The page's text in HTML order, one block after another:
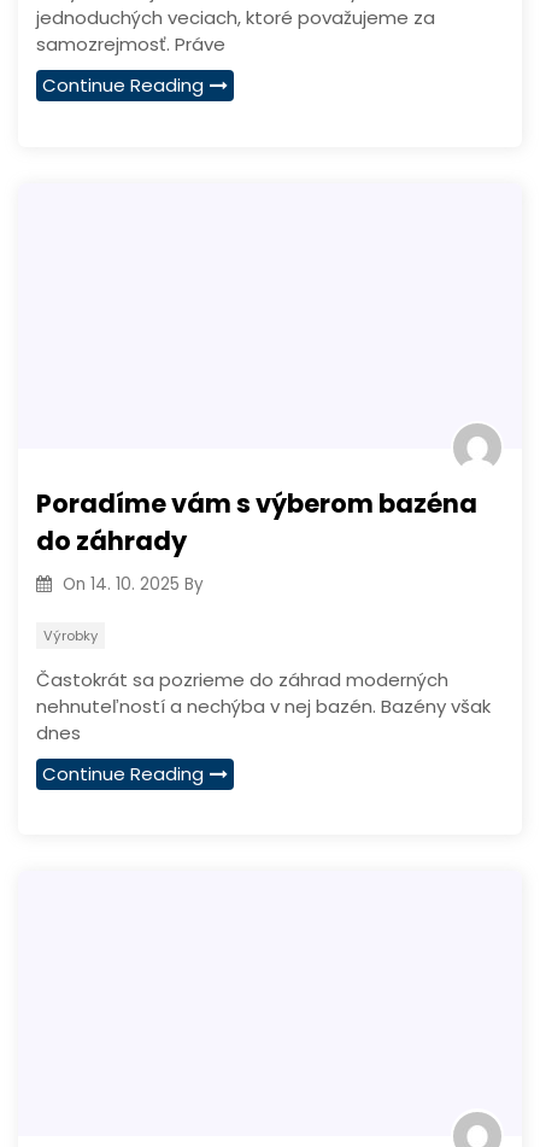
jednoduchých veciach, ktoré považujeme za
samozrejmosť. Práve
Continue Reading
Poradíme vám s výberom bazéna
do záhrady
On 14. 10. 2025 By
Výrobky
Častokrát sa pozrieme do záhrad moderných
nehnuteľností a nechýba v nej bazén. Bazény však
dnes
Continue Reading